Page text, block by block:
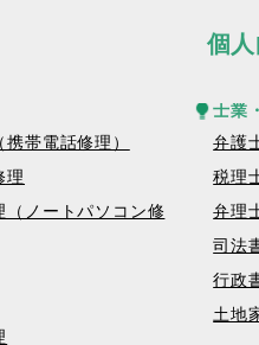
個
帯電話修理）
理
（ノートパソコン修
士業
弁護
税理
弁理
司法
行政
土地